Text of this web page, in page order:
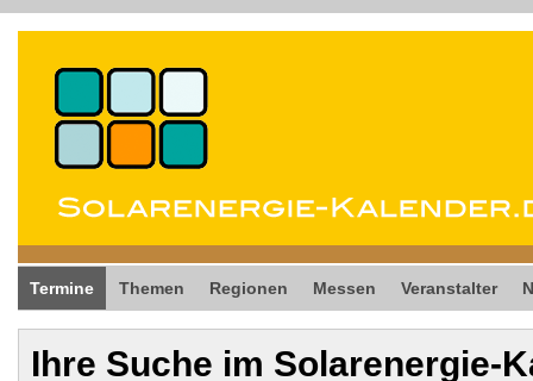
Termine Themen Regionen Messen Veranstalter
Ihre Suche im Solarenergie-